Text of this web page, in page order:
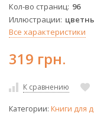
Кол-во страниц 96
Иллюстрации
Все характеристики
319 грн.
К сравнению
Категории: Книги для